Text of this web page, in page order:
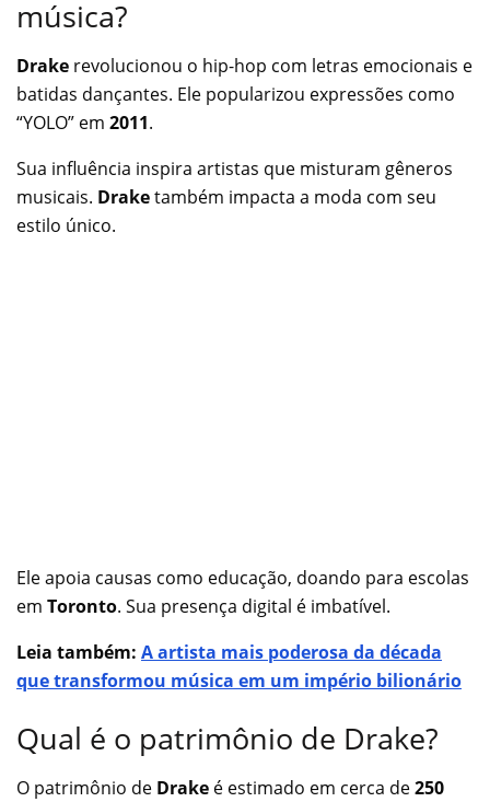
música?
Drake revolucionou o hip-hop com letras emocionais e
batidas dançantes. Ele popularizou expressões como
“YOLO” em 2011.
Sua influência inspira artistas que misturam gêneros
musicais. Draketambém impacta a moda com seu
estilo único.
Ele apoia causas como educação, doando para escolas
em Toronto. Sua presença digital é imbatível.
Leia também: A artista mais poderosa da década
que transformou música em um império bilionário
Qual é o patrimônio de Drake?
O patrimônio de Drake é estimado em cerca de250